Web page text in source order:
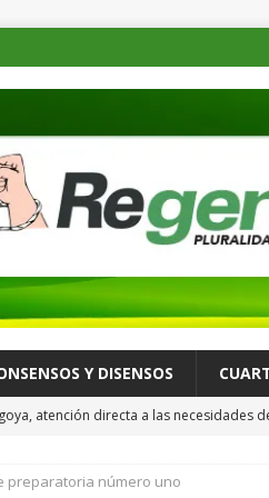
Y DISENSOS
atención directa a las necesidades
Consejo Consultivo para fortalecer la
preparatoria número uno